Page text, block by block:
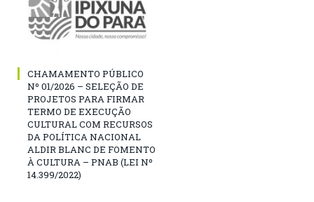
CHAMAMENTO PÚBLICO
Nº 01/2026 – SELEÇÃO DE
PROJETOS PARA FIRMAR
TERMO DE EXECUÇÃO
CULTURAL COM RECURSOS
DA POLÍTICA NACIONAL
ALDIR BLANC DE FOMENTO
À CULTURA – PNAB (LEI Nº
14.399/2022)